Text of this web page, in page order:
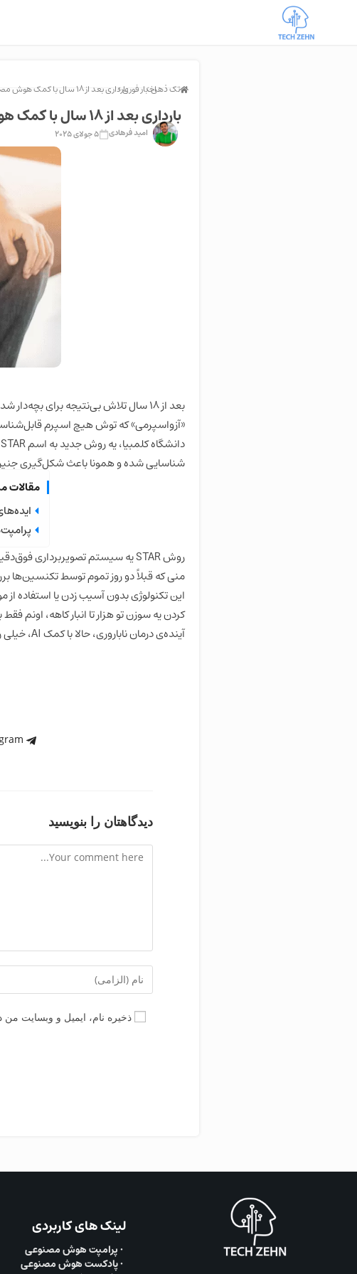
تک ذهن >اخبار فوری >بارداری بعد از ۱۸ سال با کمک هوش مصنوعی
بارداری بعد از ۱۸ سال با کمک هوش مصنوعی
امید فرهادی 5 جولای 2025
بعد از ۱۸ سال تلاش بی‌نتیجه برای
«آزواسپرمی» که توش هیچ اسپرم
شناسایی شده و همونا باعث شکل‌گیری جنین
مقالات
این تکنولوژی بدون آسیب زدن یا استفاده
کردن یه سوزن تو هزار تا انبار کاهه،
آینده‌ی درمان ناباروری، حالا با کمک AI، خیلی روشن‌تر شده.
Telegram
دیدگاهتان را بنویسید
ذخیره نام، ایمیل و وبسایت
لینک های کاربردی
• پرامپت هوش مصنوعی
• پادکست هوش مصنوعی